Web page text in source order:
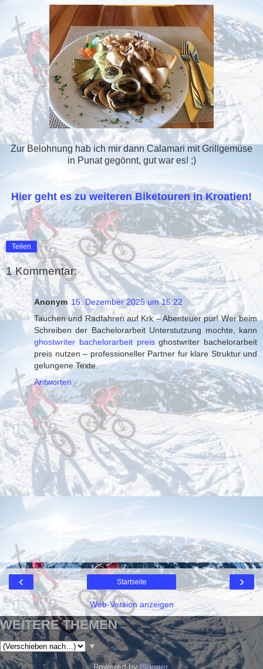
Zur Belohnung hab ich mir dann Calamari mit Grillgemüse
in Punat gegönnt, gut war es! ;)
Hier geht es zu weiteren Biketouren in Kroatien!
Teilen
1 Kommentar:
Anonym 15. Dezember 2025 um 15:22
Tauchen und Radfahren auf Krk – Abenteuer pur! Wer beim
Schreiben der Bachelorarbeit Unterstutzung mochte, kann
ghostwriter bachelorarbeit preisghostwriter bachelorarbeit
preis nutzen – professioneller Partner fur klare Struktur und
gelungene Texte.
Antworten
‹ ›
Startseite
Web-Version anzeigen
WEITERE THEMEN
▼
Powered byBlogger.